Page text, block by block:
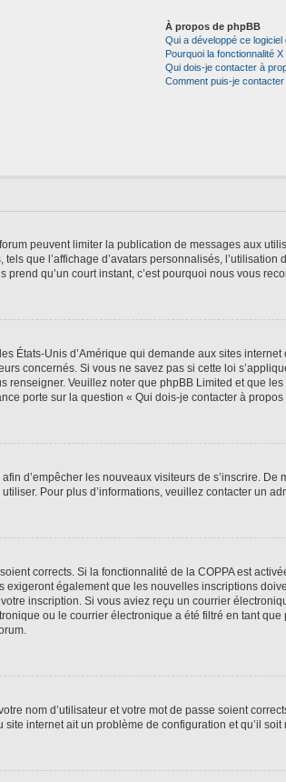
À propos de phpBB
Qui a développé ce
Pourquoi la fonctionnalité
Qui dois-je contacter à
Comment puis-je
peuvent limiter la publication de messages aux
que l’affichage d’avatars personnalisés,
prend qu’un court instant, c’est pourquoi nous vous
États-Unis d’Amérique qui demande aux sites
concernés. Si vous ne savez pas si cette loi
Veuillez noter que phpBB Limited et que
porte sur la question « Qui dois-je contacter à
d’empêcher les nouveaux visiteurs de s’inscrire.
Pour plus d’informations, veuillez contacter un
corrects. Si la fonctionnalité de la COPPA est
également que les nouvelles inscriptions
inscription. Si vous aviez reçu un courrier
ou le courrier électronique a été filtré en tant
nom d’utilisateur et votre mot de passe soient
internet ait un problème de configuration et qu’il